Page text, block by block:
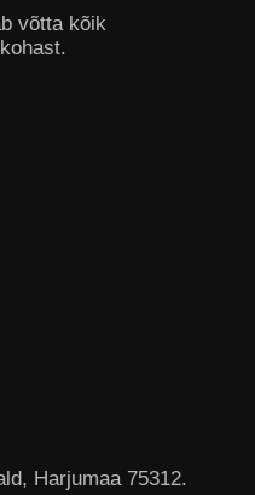
võtta kõik
Harjumaa 75312.